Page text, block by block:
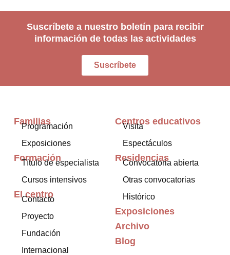
Suscríbete a nuestro boletín para recibir
información de todas las actividades
Suscríbete
Familias
Programación
Exposiciones
Formación
Título de especialista
Cursos intensivos
El centro
Contacto
Proyecto
Fundación
Internacional
Centros educativos
Visita
Espectáculos
Residencias
Convocatoria abierta
Otras convocatorias
Histórico
Exposiciones
Archivo
Blog